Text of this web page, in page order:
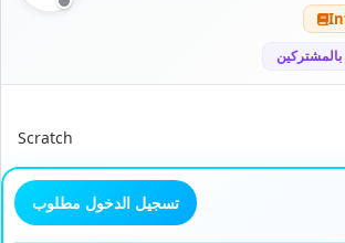
Scratch
تسجيل الدخول مطلوب